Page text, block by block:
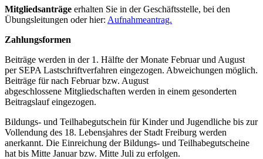
Mitgliedsanträge erhalten Sie in der Geschäftsstelle, bei den
Übungsleitungen oder hier: Aufnahmeantrag.
Zahlungsformen
Beiträge werden in der 1. Hälfte der Monate Februar und August
per SEPA Lastschriftverfahren eingezogen. Abweichungen möglich.
Beiträge für nach Februar bzw. August
abgeschlossene Mitgliedschaften werden in einem gesonderten
Beitragslauf eingezogen.
Bildungs- und Teilhabegutschein für Kinder und Jugendliche bis zur
Vollendung des 18. Lebensjahres der Stadt Freiburg werden
anerkannt. Die Einreichung der Bildungs- und Teilhabegutscheine
hat bis Mitte Januar bzw. Mitte Juli zu erfolgen.